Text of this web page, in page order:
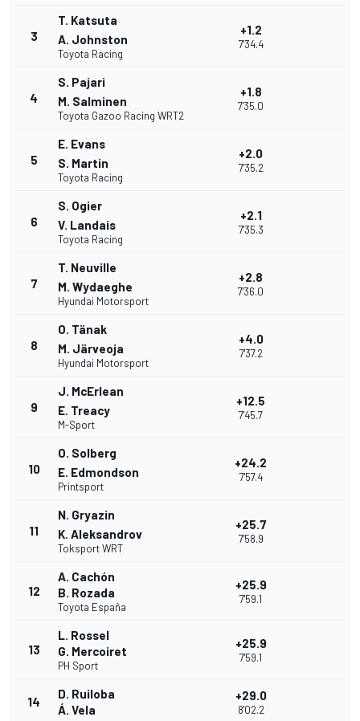
3
T. Katsuta
A. Johnston
Toyota Racing
+1.2
7'34.4
4
S. Pajari
M. Salminen
Toyota Gazoo Racing WRT2
+1.8
7'35.0
5
E. Evans
S. Martin
Toyota Racing
+2.0
7'35.2
6
S. Ogier
V. Landais
Toyota Racing
+2.1
7'35.3
7
T. Neuville
M. Wydaeghe
Hyundai Motorsport
+2.8
7'36.0
8
O. Tänak
M. Järveoja
Hyundai Motorsport
+4.0
7'37.2
9
J. McErlean
E. Treacy
M-Sport
+12.5
7'45.7
10
O. Solberg
E. Edmondson
Printsport
+24.2
7'57.4
11
N. Gryazin
K. Aleksandrov
Toksport WRT
+25.7
7'58.9
12
A. Cachón
B. Rozada
Toyota España
+25.9
7'59.1
13
L. Rossel
G. Mercoiret
PH Sport
+25.9
7'59.1
14
D. Ruiloba
Á. Vela
+29.0
8'02.2